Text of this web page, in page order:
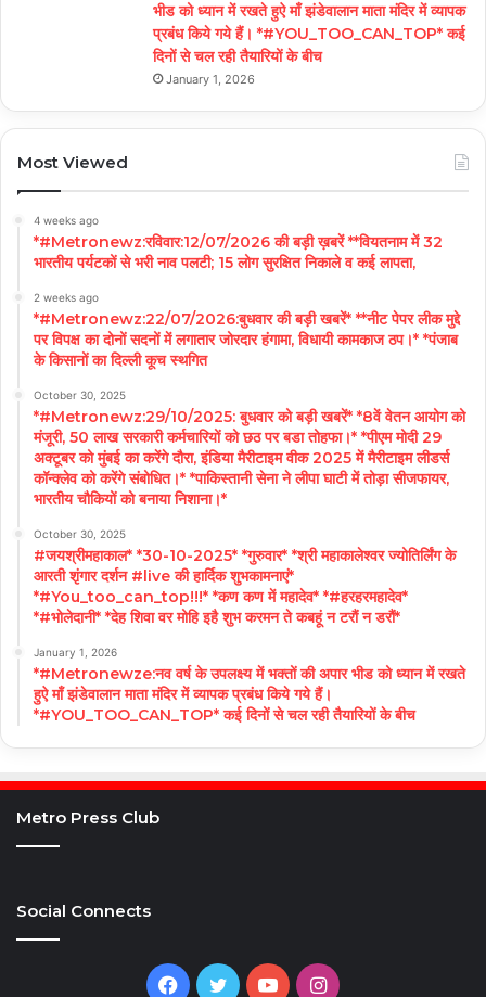
भीड को ध्यान में रखते हुऐ माँ झंडेवालान माता मंदिर में व्यापक
प्रबंध किये गये हैं। *#YOU_TOO_CAN_TOP* कई
दिनों से चल रही तैयारियों के बीच
January 1, 2026
Most Viewed
4 weeks ago
*#Metronewz:रविवार:12/07/2026 की बड़ी ख़बरें **वियतनाम में 32
भारतीय पर्यटकों से भरी नाव पलटी; 15 लोग सुरक्षित निकाले व कई लापता,
2 weeks ago
*#Metronewz:22/07/2026:बुधवार की बड़ी खबरें* **नीट पेपर लीक मुद्दे
पर विपक्ष का दोनों सदनों में लगातार जोरदार हंगामा, विधायी कामकाज ठप।* *पंजाब
के किसानों का दिल्ली कूच स्थगित
October 30, 2025
*#Metronewz:29/10/2025: बुधवार को बड़ी खबरें* *8वें वेतन आयोग को
मंजूरी, 50 लाख सरकारी कर्मचारियों को छठ पर बडा तोहफा।* *पीएम मोदी 29
अक्टूबर को मुंबई का करेंगे दौरा, इंडिया मैरीटाइम वीक 2025 में मैरीटाइम लीडर्स
कॉन्क्लेव को करेंगे संबोधित।* *पाकिस्तानी सेना ने लीपा घाटी में तोड़ा सीजफायर,
भारतीय चौकियों को बनाया निशाना।*
October 30, 2025
#जयश्रीमहाकाल* *30-10-2025* *गुरुवार* *श्री महाकालेश्वर ज्योतिर्लिंग के
आरती शृंगार दर्शन #live की हार्दिक शुभकामनाएं*
*#You_too_can_top!!!* *कण कण में महादेव* *#हरहरमहादेव*
*#भोलेदानी* *देह शिवा वर मोहि इहै शुभ करमन ते कबहूं न टरौं न डरौं*
January 1, 2026
*#Metronewze:नव वर्ष के उपलक्ष्य में भक्तों की अपार भीड को ध्यान में रखते
हुऐ माँ झंडेवालान माता मंदिर में व्यापक प्रबंध किये गये हैं।
*#YOU_TOO_CAN_TOP* कई दिनों से चल रही तैयारियों के बीच
Metro Press Club
Social Connects
Facebook
TwitterYouTubeInstagram